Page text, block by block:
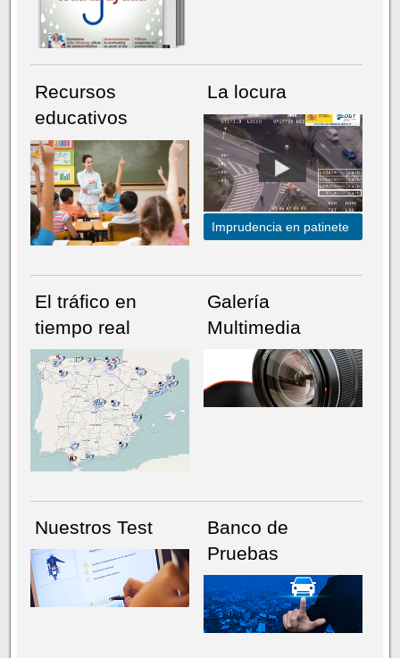
NÚMERO ACTUALHEMEROTECA
Recursos
educativos
La locura
Imprudencia en patinete
El tráfico en
tiempo real
Galería
Multimedia
Nuestros Test
Banco de
Pruebas